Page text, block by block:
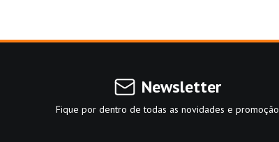
Newsletter
Fique por dentro de todas as novidades e promoção